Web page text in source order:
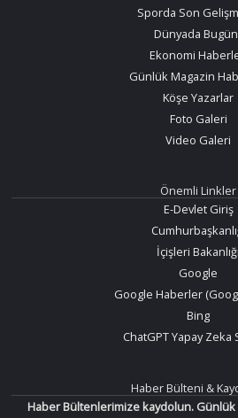
Sporda Son
Dünyada
Ekonomi
Günlük Magazin
Köşe Yazarlar
Foto Galeri
Video Galeri
Önemli Linkler
E-Devlet Giriş
İçişleri Bakanlığı
Google
Google Haberler
Bing
ChatGPT Yapay Zeka
Haber Bülteni &
Haber Bültenlerimize kaydolun.